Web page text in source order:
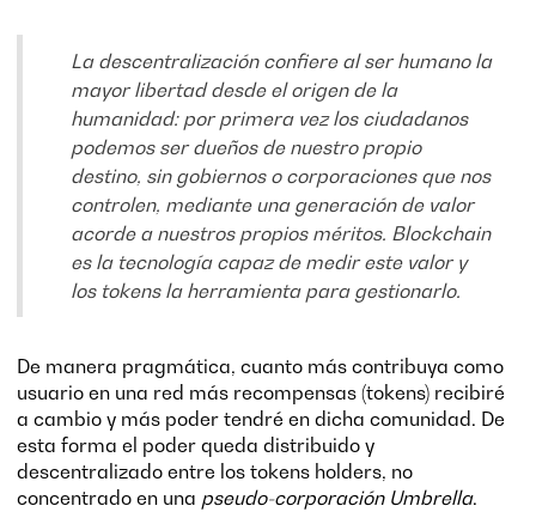
La descentralización confiere al ser humano la
mayor libertad desde el origen de la
humanidad: por primera vez los ciudadanos
podemos ser dueños de nuestro propio
destino, sin gobiernos o corporaciones que nos
controlen, mediante una generación de valor
acorde a nuestros propios méritos. Blockchain
es la tecnología capaz de medir este valor y
los tokens la herramienta para gestionarlo.
De manera pragmática, cuanto más contribuya como
usuario en una red más recompensas (tokens) recibiré
a cambio y más poder tendré en dicha comunidad. De
esta forma el poder queda distribuido y
descentralizado entre los tokens holders, no
concentrado en una pseudo-corporación Umbrella.